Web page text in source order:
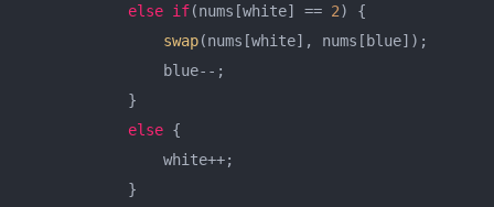
else if(nums[white] == 2) {
swap(nums[white], nums[blue]);
                blue--;
            }
else {
                white++;
            }